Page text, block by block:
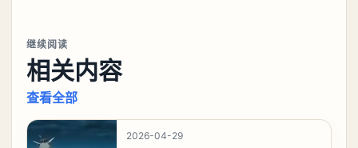
继续阅读
相关内容
查看全部
2026-04-29